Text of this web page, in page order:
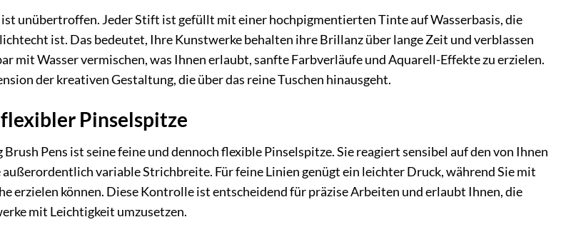
ist unübertroffen. Jeder Stift ist gefüllt mit einer hochpigmentierten Tinte auf Wasserbasis, die
ist. Das bedeutet, Ihre Kunstwerke behalten ihre Brillanz über lange Zeit und verblassen
mit Wasser vermischen, was Ihnen erlaubt, sanfte Farbverläufe und Aquarell-Effekte zu erzielen.
der kreativen Gestaltung, die über das reine Tuschen hinausgeht.
Pinselspitze
Pens ist seine feine und dennoch flexible Pinselspitze. Sie reagiert sensibel auf den von Ihnen
variable Strichbreite. Für feine Linien genügt ein leichter Druck, während Sie mit
erzielen können. Diese Kontrolle ist entscheidend für präzise Arbeiten und erlaubt Ihnen, die
mit Leichtigkeit umzusetzen.